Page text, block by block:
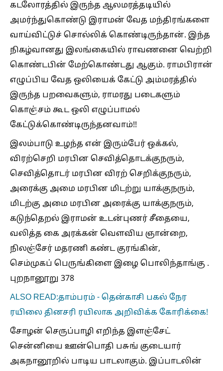
கடலோரத்தில் இருந்த ஆலமரத்தடியில்
அமர்ந்துகொண்டு இராமன் வேத மந்திரங்களை
வாய்விட்டுச் சொல்லிக் கொண்டிருந்தான். இந்த
நிகழ்வானது இலங்கையில் ராவணனை வெற்றி
கொண்டபின் மேற்கொண்டது ஆகும். ராமபிரான்
எழுப்பிய வேத ஒலியைக் கேட்டு அம்மரத்தில்
இருந்த பறவைகளும், ராமரது படைகளும்
கொஞ்சம் கூட ஒலி எழுப்பாமல்
கேட்டுக்கொண்டிருந்தனவாம்!!
இலம்பாடு உழந்த என் இரும்பேர் ஒக்கல்,
விரற்செறி மரபின செவித்தொடக்குநரும்,
செவித்தொடர் மரபின விரற் செறிக்குநரும்,
அரைக்கு அமை மரபின மிடற்று யாக்குநரும்,
மிடற்கு அமை மரபின அரைக்கு யாக்குநரும்,
கடுந்தெறல் இராமன் உடன்புணர் சீதையை,
வலித்த கை அரக்கன் வௌவிய ஞான்றை,
நிலஞ்சேர் மதரணி கண்ட குரங்கின்,
செம்முகப் பெருங்கிளை இழை பொலிந்தாங்கு .
புறநானூறு 378
ALSO READ:தாம்பரம் - தென்காசி பகல் நேர
ரயிலை தினசரி ரயிலாக அறிவிக்க கோரிக்கை!
சோழன் செருப்பாழி எறிந்த இளஞ்சேட்
சென்னியை ஊன்பொதி பசுங் குடையார்
அகநானூறில் பாடிய பாடலாகும். இப்பாடலின்